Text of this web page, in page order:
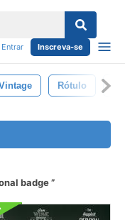
Entrar Inscreva-se
Rótulo
badge